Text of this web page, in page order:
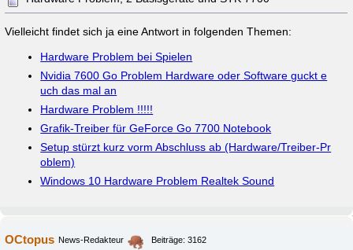
Vielleicht findet sich ja eine Antwort in folgenden Themen:
Hardware Problem bei Spielen
Nvidia 7600 Go Problem Hardware oder Software guckt e
uch das mal an
Hardware Problem !!!!!
Grafik-Treiber für GeForce Go 7700 Notebook
Setup stürzt kurz vorm Abschluss ab (Hardware/Treiber-Pr
oblem)
Windows 10 Hardware Problem Realtek Sound
OCtopus News-Redakteur
Beiträge: 3162